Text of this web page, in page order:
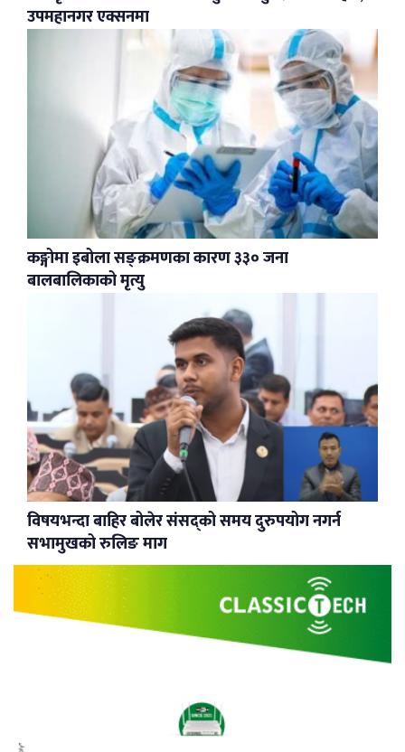
उपमहानगर एक्सनमा
कङ्गोमा इबोला सङ्क्रमणका कारण ३३० जना
बालबालिकाको मृत्यु
विषयभन्दा बाहिर बोलेर संसद्को समय दुरुपयोग नगर्न
सभामुखको रुलिङ माग